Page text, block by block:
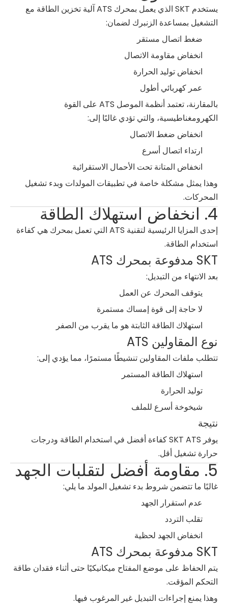
يستخدم SKT الذي يعمل بمحرك ATS آلية تخزين الطاقة مع
التشغيل بمساعدة الزنبرك لضمان:
ضغط اتصال مستقر
انخفاض مقاومة الاتصال
انخفاض توليد الحرارة
عمر كهربائي أطول
بالمقارنة، تعتمد أنظمة الموصل ATS على القوة
الكهرومغناطيسية، والتي تؤدي غالبًا إلى:
انخفاض ضغط الاتصال
ارتداء اتصال أسرع
انخفاض المتانة تحت الأحمال الاستقرائية
وهذا يمثل مشكلة خاصة في تطبيقات المولدات وبدء تشغيل
المحركات.
4. انخفاض استهلاك الطاقة
إحدى المزايا الرئيسية لتقنية ATS التي تعمل بمحرك هي كفاءة
استخدام الطاقة.
SKT مدفوعة بمحرك ATS
بعد الانتهاء من التبديل:
يتوقف المحرك عن العمل
لا حاجة إلى قوة إمساك مستمرة
استهلاك الطاقة الثابتة هو ما يقرب من الصفر
نوع المقاولين ATS
تتطلب ملفات المقاولين تنشيطًا مستمرًا، مما يؤدي إلى:
استهلاك الطاقة المستمر
توليد الحرارة
شيخوخة أسرع للملف
نتيجة
يوفر SKT ATS كفاءة أفضل في استخدام الطاقة ودرجات
حرارة تشغيل أقل.
5. مقاومة أفضل لتقلبات الجهد
غالبًا ما تتضمن شروط بدء تشغيل المولد ما يلي:
عدم استقرار الجهد
تقلب التردد
انخفاض الجهد لحظية
SKT مدفوعة بمحرك ATS
يتم الحفاظ على موضع المفتاح ميكانيكيًا حتى أثناء فقدان طاقة
التحكم المؤقت.
وهذا يمنع إجراءات التبديل غير المرغوب فيها.